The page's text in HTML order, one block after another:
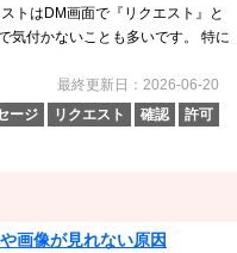
トはDM画面で『リクエスト』と
気付かないことも多いです。 特に
最終更新日：2026-06-20
ージ
リクエスト 確認 許可
画像が見れない原因